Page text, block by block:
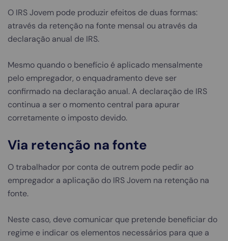
O IRS Jovem pode produzir efeitos de duas formas:
através da retenção na fonte mensal ou através da
declaração anual de IRS.
Mesmo quando o benefício é aplicado mensalmente
pelo empregador, o enquadramento deve ser
confirmado na declaração anual. A declaração de IRS
continua a ser o momento central para apurar
corretamente o imposto devido.
Via retenção na fonte
O trabalhador por conta de outrem pode pedir ao
empregador a aplicação do IRS Jovem na retenção na
fonte.
Neste caso, deve comunicar que pretende beneficiar do
regime e indicar os elementos necessários para que a